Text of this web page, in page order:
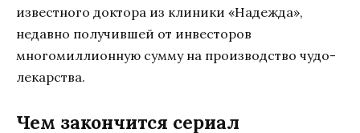
известного доктора из клиники «Надежда»,
недавно получившей от инвесторов
многомиллионную сумму на производство чудо-
лекарства.
Чем закончится сериал